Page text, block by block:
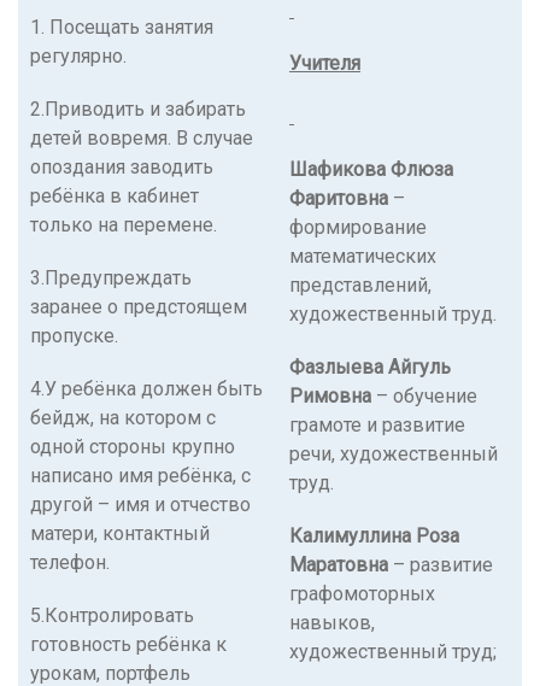
1. Посещать занятия
регулярно.
2.Приводить и забирать
детей вовремя. В случае
опоздания заводить
ребёнка в кабинет
только на перемене.
3.Предупреждать
заранее о предстоящем
пропуске.
4.У ребёнка должен быть
бейдж, на котором с
одной стороны крупно
написано имя ребёнка, с
другой – имя и отчество
матери, контактный
телефон.
5.Контролировать
готовность ребёнка к
урокам, портфель
Учителя
Шафикова Флюза
Фаритовна –
формирование
математических
представлений,
художественный труд.
Фазлыева Айгуль
Римовна – обучение
грамоте и развитие
речи, художественный
труд.
Калимуллина Роза
Маратовна – развитие
графомоторных
навыков,
художественный труд;